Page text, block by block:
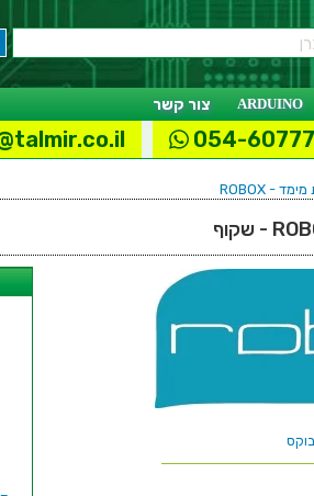
ARDUINO צור קשר
054-